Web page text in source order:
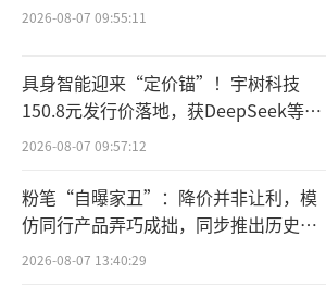
对标“即送价”，这不仅
史以来的首次，也是国家部委
电商平台的商品定价作为监管
药赋能CEO邵清向健识
价”的概念比较模糊，具体以
法确定。但这份文件真正的关
降低药品价格，它传达的逻辑
便宜卖，其他渠道为什么不能
2026-08-07 09:55:11
具身智能迎来“定价锚”！宇树科技
150.8元发行价落地，获DeepSeek等豪
华战配加持
2026-08-07 09:57:12
粉笔“自曝家丑”：降价并非让利，模
仿同行产品弄巧成拙，同步推出历史学
员退费方案
2026-08-07 13:40:29